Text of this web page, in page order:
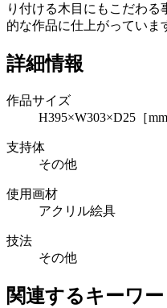
り付ける木目にもこだわる
的な作品に仕上がっていま
詳細情報
作品サイズ
H395×W303×D25［mm
支持体
その他
使用画材
アクリル絵具
技法
その他
関連するキーワー